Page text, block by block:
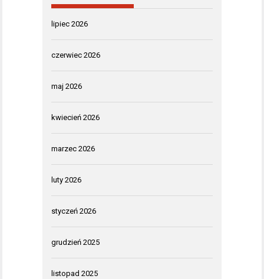
lipiec 2026
czerwiec 2026
maj 2026
kwiecień 2026
marzec 2026
luty 2026
styczeń 2026
grudzień 2025
listopad 2025